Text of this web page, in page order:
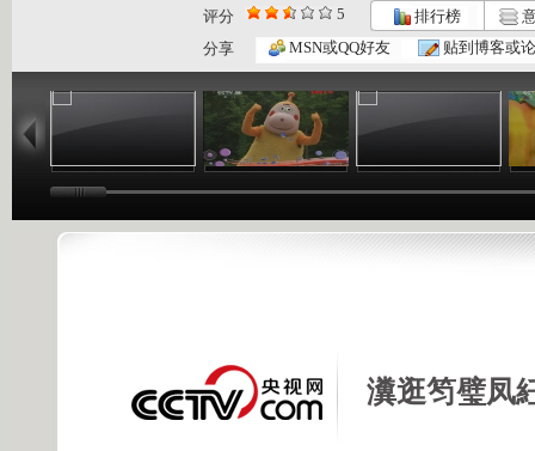
评分 5 排行榜
分享
MSN或QQ好友 贴到博客或
01:02
小小智慧树...
03:24
小小智慧树...
01:26
瀵逛笉璧凤